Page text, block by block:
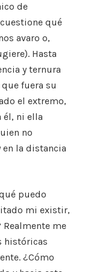
de
qué
avaro o,
Hasta
y ternura
fuera su
el extremo,
él, ni ella
no
la distancia
puedo
mi existir,
me
históricas
¿Cómo